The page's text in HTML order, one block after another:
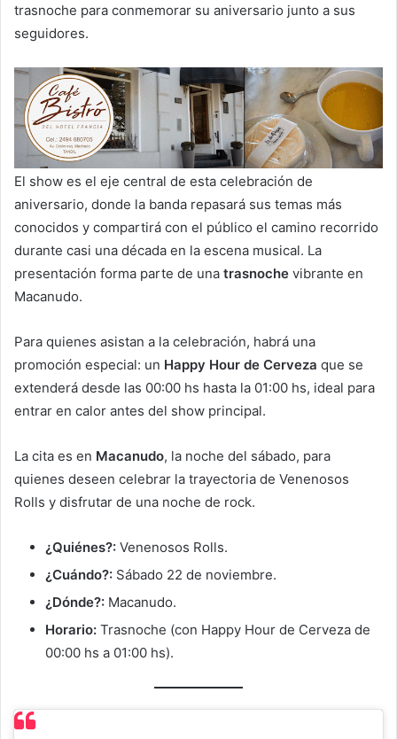
trasnoche para conmemorar su aniversario junto a sus
seguidores.
El show es el eje central de esta celebración de
aniversario, donde la banda repasará sus temas más
conocidos y compartirá con el público el camino recorrido
durante casi una década en la escena musical. La
presentación forma parte de una trasnoche vibrante en
Macanudo.
Para quienes asistan a la celebración, habrá una
promoción especial: un Happy Hour de Cerveza que se
extenderá desde las 00:00 hs hasta la 01:00 hs, ideal para
entrar en calor antes del show principal.
La cita es en Macanudo, la noche del sábado, para
quienes deseen celebrar la trayectoria de Venenosos
Rolls y disfrutar de una noche de rock.
¿Quiénes?: Venenosos Rolls.
¿Cuándo?: Sábado 22 de noviembre.
¿Dónde?: Macanudo.
Horario: Trasnoche (con Happy Hour de Cerveza de
00:00 hs a 01:00 hs).